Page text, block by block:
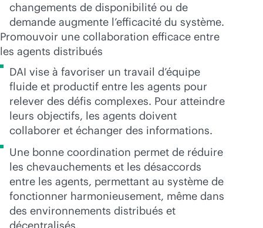
changements de disponibilité ou de
demande augmente l’efficacité du système.
Promouvoir une collaboration efficace entre
les agents distribués
DAI vise à favoriser un travail d’équipe
fluide et productif entre les agents pour
relever des défis complexes. Pour atteindre
leurs objectifs, les agents doivent
collaborer et échanger des informations.
Une bonne coordination permet de réduire
les chevauchements et les désaccords
entre les agents, permettant au système de
fonctionner harmonieusement, même dans
des environnements distribués et